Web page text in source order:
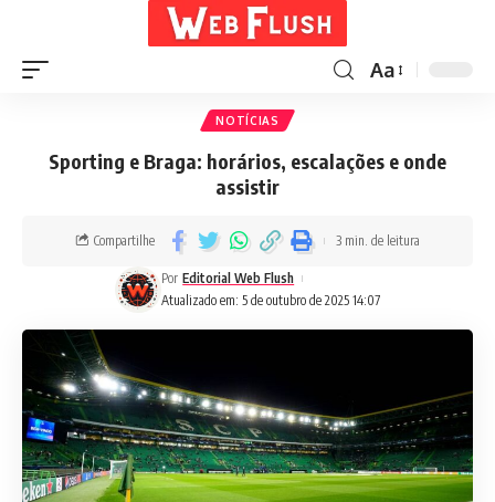
Aa
NOTÍCIAS
Sporting e Braga: horários, escalações e onde
assistir
Atualizado em: 5 de outubro de 2025 14:07
Por Editorial Web Flush
Compartilhe 3 min. de leitura